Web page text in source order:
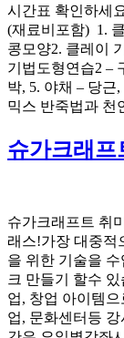
시간표 확인하세
(재료비포함) 1.
콩모양2. 클레이
기법도형연습2 –
박, 5. 야채 – 당
믹스 반죽법과
슈가크래프
슈가크래프트 취
래스!가장 대중적
을 위한 기술을
크 만들기 할수
업, 창업 아이템
업, 문화센터등